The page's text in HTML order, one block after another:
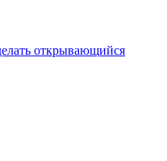
открывающийся